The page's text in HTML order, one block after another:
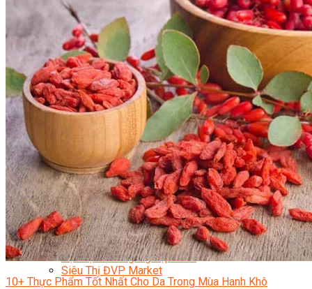
Quản Lý Kinh Doanh Nhà Hàng Và Dịch Vụ Ăn Uống
Hướng Dẫn Du Lịch
Quản Trị Lữ Hành
Marketing
Tạo Mẫu Và Chăm Sóc Sắc Đẹp
Truyền Thông Đa Phương Tiện
Công Nghệ Thông Tin
An Ninh Mạng
Thiết Kế Đồ Họa
Âm Nhạc
Điện Công Nghiệp Và Dân Dụng
Văn Hóa Phổ Thông
Nâng Cao Năng Lực Tiếng Anh – Chuẩn TOEIC
Tin Tức
HỌC BỔNG 2026
Học kỹ năng
Đào Tạo Nghề
Hoạt Động
Văn Hóa Ẩm Thực Việt Nam
Sự Kiện Hướng Nghiệp Á Âu
Siêu Thị ĐVP Market
10+ Thực Phẩm Tốt Nhất Cho Da Trong Mùa Hanh Khô